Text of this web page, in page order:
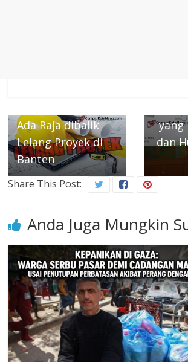
Ada Raja dibalik
Lelang Proyek di
Banten
yang
dan
Share This Post:
Anda Juga Mungkin